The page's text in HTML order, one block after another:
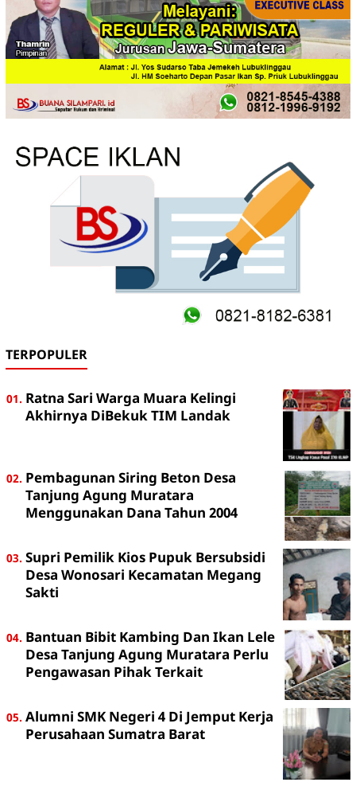
TERPOPULER
Ratna Sari Warga Muara Kelingi
Akhirnya DiBekuk TIM Landak
Pembagunan Siring Beton Desa
Tanjung Agung Muratara
Menggunakan Dana Tahun 2004
Supri Pemilik Kios Pupuk Bersubsidi
Desa Wonosari Kecamatan Megang
Sakti
Bantuan Bibit Kambing Dan Ikan Lele
Desa Tanjung Agung Muratara Perlu
Pengawasan Pihak Terkait
Alumni SMK Negeri 4 Di Jemput Kerja
Perusahaan Sumatra Barat